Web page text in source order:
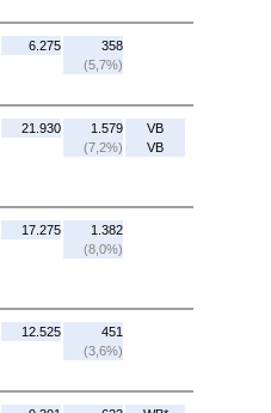
6.275
358
(5,7%)
21.930
1.579
(7,2%)
VB
VB
17.275
1.382
(8,0%)
12.525
451
(3,6%)